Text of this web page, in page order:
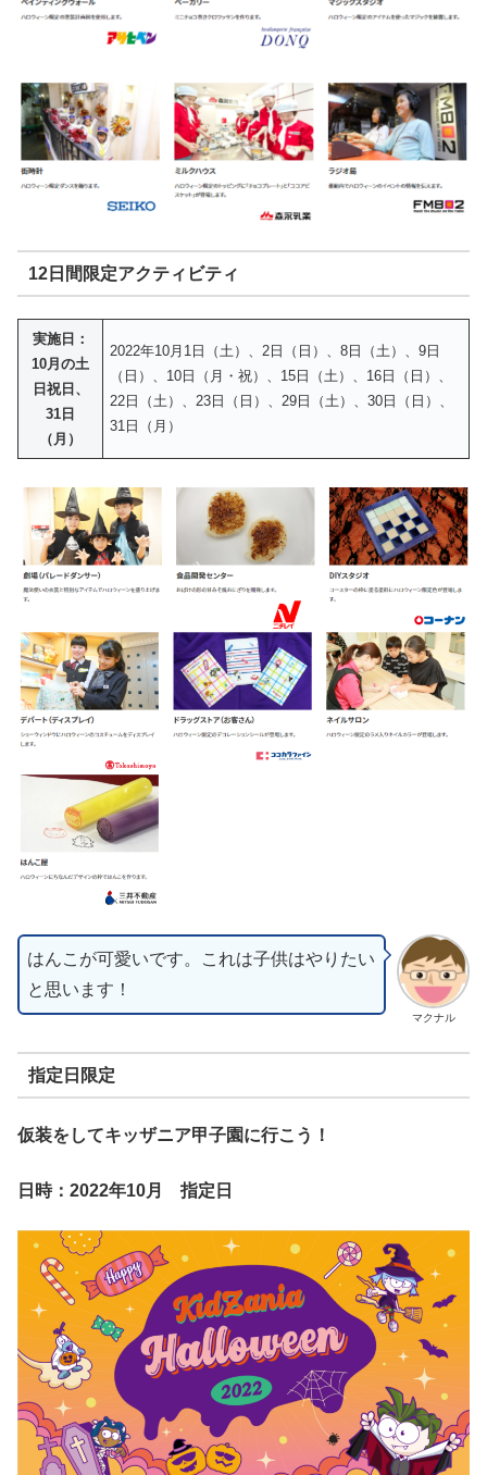
12日間限定アクティビティ
実施日：
10月の土
日祝日、
31日
（月）
2022年10月1日（土）、2日（日）、8日（土）、9日
（日）、10日（月・祝）、15日（土）、16日（日）、
22日（土）、23日（日）、29日（土）、30日（日）、
31日（月）
マクナル
はんこが可愛いです。これは子供はやりたい
と思います！
指定日限定
仮装をしてキッザニア甲子園に行こう！
日時：2022年10月 指定日